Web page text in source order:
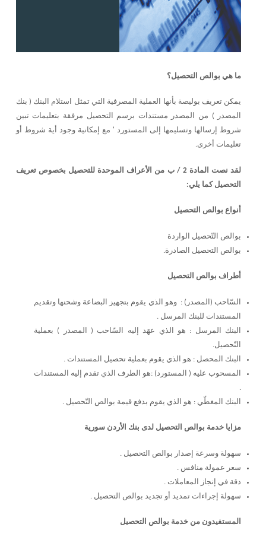
ما هي بوالص التحصيل؟
يمكن تعريف بوليصة بأنها العملية المصرفية التي تمثل استلام البنك ( بنك
المصدر ) من المصدر مستندات برسم التحصيل مرفقة بتعليمات تبين
شروط إرسالها وتسليمها إلى المستورد ٬ مع إمكانية وجود أية شروط أو
تعليمات أخرى.
لقد نصت المادة 2 / ب من الأعراف الموحدة للتحصيل بخصوص تعريف
التحصيل كما يلي:
أنواع بوالص التحصيل
بوالص التّحصيل الواردة
بوالص التحصيل الصادرة.
أطراف بوالص التحصيل
السّاحب (المصدر) : وهو الذي يقوم بتجهيز البضاعة وشحنها وتقديم
المستندات للبنك المرسل .
البنك المرسل : هو الذي عهَد إليه السّاحب ( المصدر ) بعملية
التّحصيل.
البنك المحصل : هو الذي يقوم بعملية تحصيل المستندات .
المسحوب عليه ( المستورد) :هو الطرف الذي تقدم إليه المستندات
.
البنك المغطّي : هو الذي يقوم بدفع قيمة بوالص التّحصيل .
مزايا خدمة بوالص التحصيل لدى بنك الأردن سورية
سهولة وسرعة إصدار بوالص التحصيل .
سعر عمولة منافس .
دقة في إنجاز المعاملات .
سهولة إجراءات تمديد أو تجديد بوالص التحصيل .
المستفيدون من خدمة بوالص التحصيل